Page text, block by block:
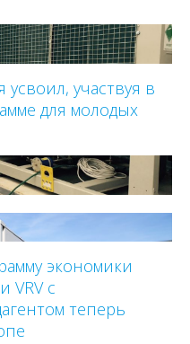
участвуя в
для молодых
экономики
VRV с
теперь